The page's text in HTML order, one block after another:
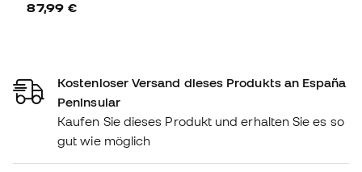
87,99 €
Kostenloser Versand dieses Produkts an España
Peninsular
Kaufen Sie dieses Produkt und erhalten Sie es so
gut wie möglich